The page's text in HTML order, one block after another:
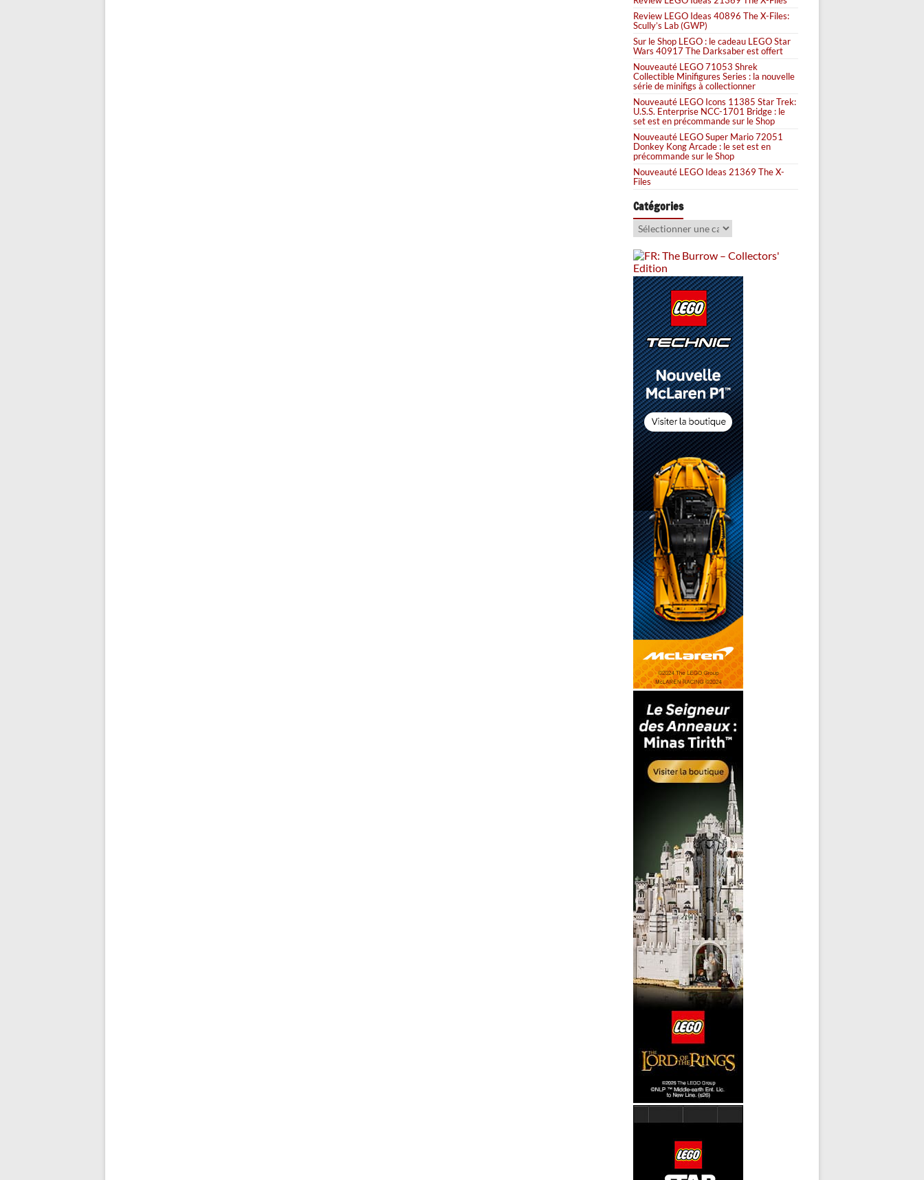
Review LEGO Ideas 40896 The X-Files:
Scully’s Lab (GWP)
Sur le Shop LEGO : le cadeau LEGO Star
Wars 40917 The Darksaber est offert
Nouveauté LEGO 71053 Shrek
Collectible Minifigures Series : la nouvelle
série de minifigs à collectionner
Nouveauté LEGO Icons 11385 Star Trek:
U.S.S. Enterprise NCC-1701 Bridge : le
set est en précommande sur le Shop
Nouveauté LEGO Super Mario 72051
Donkey Kong Arcade : le set est en
précommande sur le Shop
Nouveauté LEGO Ideas 21369 The X-
Files
Catégories
Catégories